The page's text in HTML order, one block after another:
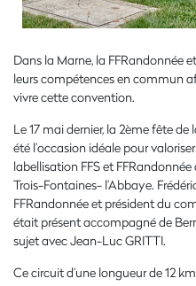
Dans la Marne, la FFRandonnée
leurs compétences en commun
vivre cette convention.
Le 17 mai dernier, la 2ème fête
été l’occasion idéale pour
labellisation FFS et
Trois-Fontaines- l’Abbaye.
FFRandonnée et président du
était présent accompagné de
sujet avec Jean-Luc GRITTI.
Ce circuit d’une longueur de 12